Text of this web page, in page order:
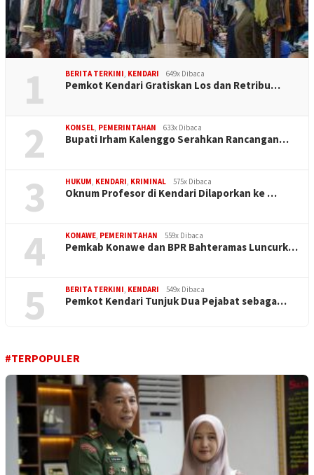
1 BERITA TERKINI, KENDARI 649x Dibaca
Pemkot Kendari Gratiskan Los dan Retribu…
2 KONSEL, PEMERINTAHAN 633x Dibaca
Bupati Irham Kalenggo Serahkan Rancangan…
3 HUKUM, KENDARI, KRIMINAL 575x Dibaca
Oknum Profesor di Kendari Dilaporkan ke …
4 KONAWE, PEMERINTAHAN 559x Dibaca
Pemkab Konawe dan BPR Bahteramas Luncurk…
5 BERITA TERKINI, KENDARI 549x Dibaca
Pemkot Kendari Tunjuk Dua Pejabat sebaga…
#TERPOPULER